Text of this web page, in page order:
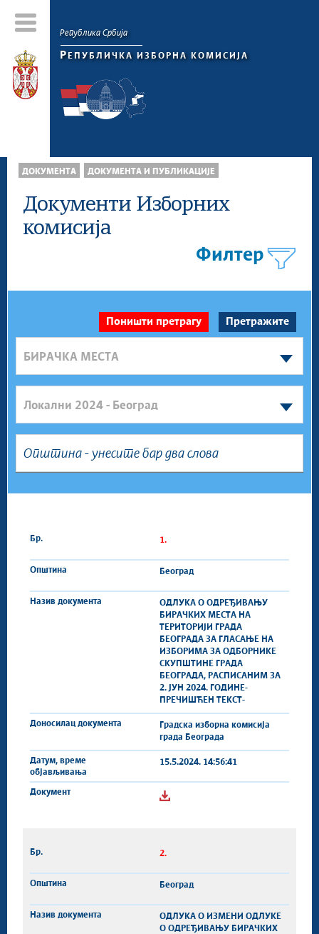
Република Србија
Р ЕПУБЛИЧКА ИЗБОРНА КОМИСИЈА
ДОКУМЕНТА ДОКУМЕНТА И ПУБЛИКАЦИЈЕ
Документи Изборних
комисија
Филтер
1.
Београд
ОДЛУКA О ОДРЕЂИВАЊУ
БИРАЧКИХ МЕСТА НА
ТЕРИТОРИЈИ ГРАДА
БЕОГРАДА ЗА ГЛАСАЊЕ НА
ИЗБОРИМА ЗА ОДБОРНИКЕ
СКУПШТИНЕ ГРАДА
БЕОГРАДА, РАСПИСАНИМ ЗА
2. ЈУН 2024. ГОДИНЕ-
ПРЕЧИШЋЕН ТЕКСТ-
Градска изборна комисија
града Београда
15.5.2024. 14:56:41
2.
Београд
ОДЛУКА О ИЗМЕНИ ОДЛУКЕ
О ОДРЕЂИВАЊУ БИРАЧКИХ